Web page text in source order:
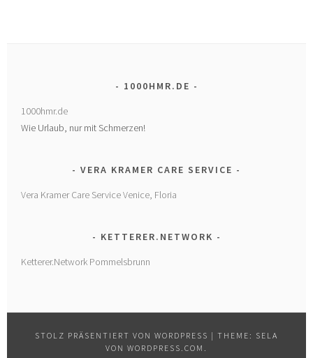
1000HMR.DE
1000hmr.de
Wie Urlaub, nur mit Schmerzen!
VERA KRAMER CARE SERVICE
Vera Kramer Care Service Venice, Floria
KETTERER.NETWORK
Ketterer.Network Pommelsbrunn
STOLZ PRÄSENTIERT VON WORDPRESS | THEME: SELA
VON WORDPRESS.COM